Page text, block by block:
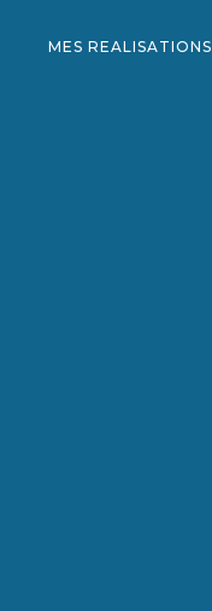
MES REALISATIONS